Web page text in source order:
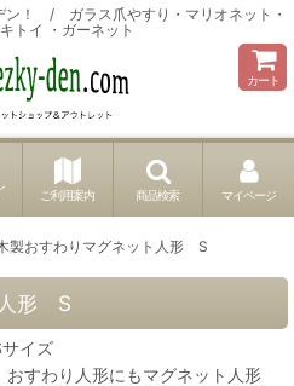
！ / ガラス爪やすり・マリオネット・
トイ ・ガーネット
カート
ご利用案内 商品検索 マイページ
製おすわりマグネット人形 S
人形 S
イズ
すわり人形にもマグネット人形